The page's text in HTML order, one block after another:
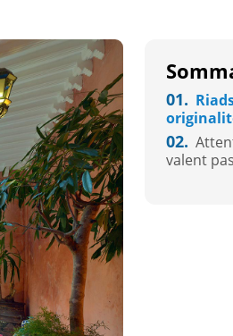
01.
02.
valent pas